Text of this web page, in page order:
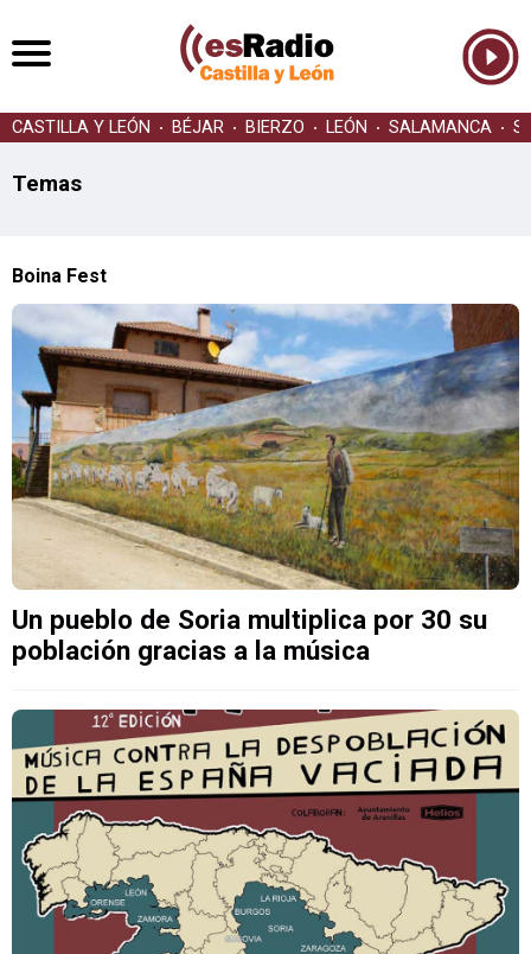
CASTILLA Y LEÓN BÉJAR BIERZO LEÓN SALAMANCA
Temas
Boina Fest
Un pueblo de Soria multiplica por 30 su
población gracias a la música